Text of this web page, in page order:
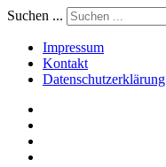
Suchen ...
Impressum
Kontakt
Datenschutzerklärung